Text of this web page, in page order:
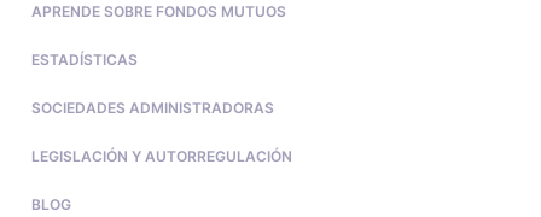
APRENDE SOBRE FONDOS MUTUOS
ESTADÍSTICAS
SOCIEDADES ADMINISTRADORAS
LEGISLACIÓN Y AUTORREGULACIÓN
BLOG